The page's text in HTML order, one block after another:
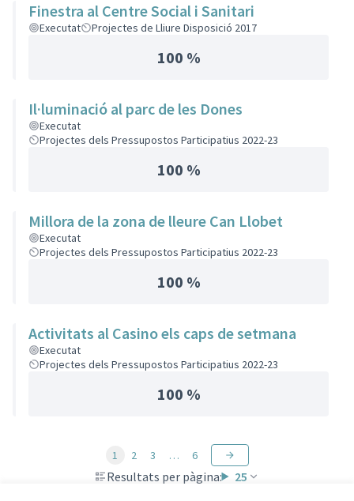
Finestra al Centre Social i Sanitari
Executat Projectes de Lliure Disposició 2017
100 %
Il·luminació al parc de les Dones
Executat
Projectes dels Pressupostos Participatius 2022-23
100 %
Millora de la zona de lleure Can Llobet
Executat
Projectes dels Pressupostos Participatius 2022-23
100 %
Activitats al Casino els caps de setmana
Executat
Projectes dels Pressupostos Participatius 2022-23
100 %
Resultats per pàgina: 25
1 2 3 … 6